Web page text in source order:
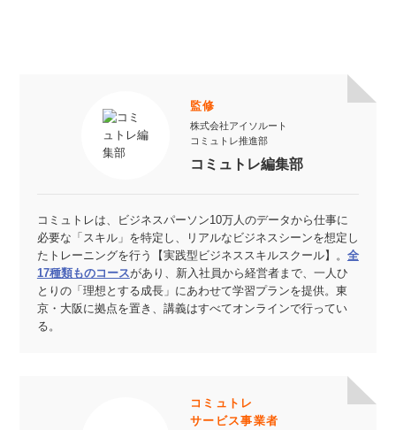
監修
株式会社アイソルート
コミュトレ推進部
コミュトレ編集部
コミュトレは、ビジネスパーソン10万人のデータから仕事に
必要な「スキル」を特定し、リアルなビジネスシーンを想定し
たトレーニングを行う【実践型ビジネススキルスクール】。 全
17種類ものコースがあり、新入社員から経営者まで、一人ひ
とりの「理想とする成長」にあわせて学習プランを提供。東
京・大阪に拠点を置き、講義はすべてオンラインで行ってい
る。
コミュトレ
サービス事業者